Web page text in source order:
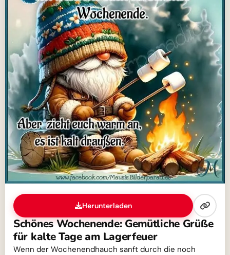
Herunterladen
Schönes Wochenende: Gemütliche Grüße
für kalte Tage am Lagerfeuer
Wenn der Wochenendhauch sanft durch die noch